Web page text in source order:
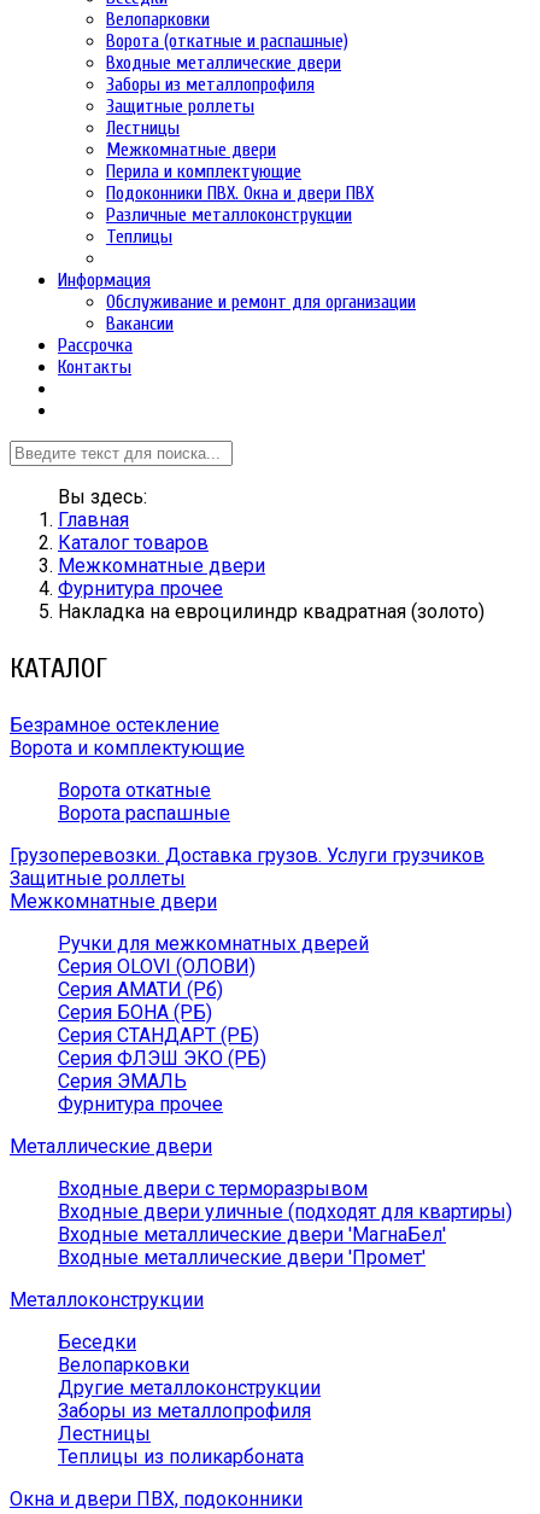
Велопарковки
Ворота (откатные и распашные)
Входные металлические двери
Заборы из металлопрофиля
Защитные роллеты
Лестницы
Межкомнатные двери
Перила и комплектующие
Подоконники ПВХ. Окна и двери ПВХ
Различные металлоконструкции
Теплицы
Информация
Обслуживание и ремонт для организации
Вакансии
Рассрочка
Контакты
Вы здесь:
Главная
Каталог товаров
Межкомнатные двери
Фурнитура прочее
Накладка на евроцилиндр квадратная (золото)
КАТАЛОГ
Безрамное остекление
Ворота и комплектующие
Ворота откатные
Ворота распашные
Грузоперевозки. Доставка грузов. Услуги грузчиков
Защитные роллеты
Межкомнатные двери
Ручки для межкомнатных дверей
Серия OLOVI (ОЛОВИ)
Серия АМАТИ (Рб)
Серия БОНА (РБ)
Серия СТАНДАРТ (РБ)
Серия ФЛЭШ ЭКО (РБ)
Серия ЭМАЛЬ
Фурнитура прочее
Металлические двери
Входные двери с терморазрывом
Входные двери уличные (подходят для квартиры)
Входные металлические двери 'МагнаБел'
Входные металлические двери 'Промет'
Металлоконструкции
Беседки
Велопарковки
Другие металлоконструкции
Заборы из металлопрофиля
Лестницы
Теплицы из поликарбоната
Окна и двери ПВХ, подоконники